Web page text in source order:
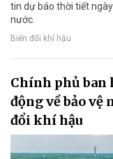
tin dự báo thời tiết
nước.
Biến đổi khí hậu
Chính phủ
động về bảo vệ
đổi khí hậu